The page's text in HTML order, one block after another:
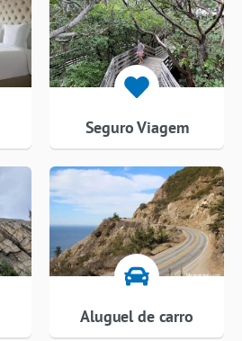
Seguro Viagem
Aluguel de carro